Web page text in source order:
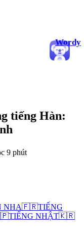
Wordy
tiếng Hàn:
9 phút
NHA🇫🇷TIẾNG
TIẾNG NHẬT🇰🇷